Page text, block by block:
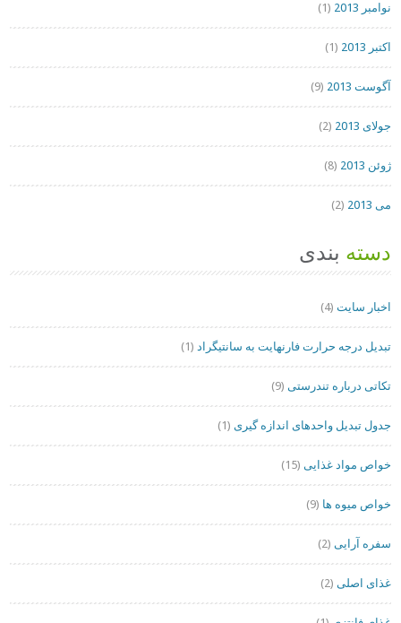
نوامبر 2013 (1)
اکتبر 2013 (1)
آگوست 2013 (9)
جولای 2013 (2)
ژوئن 2013 (8)
می 2013 (2)
دسته بندی
اخبار سایت (4)
تبدیل درجه حرارت فارنهایت به سانتیگراد (1)
تکاتی درباره تندرستی (9)
جدول تبدیل واحدهای اندازه گیری (1)
خواص مواد غذایی (15)
خواص میوه ها (9)
سفره آرایی (2)
غذای اصلی (2)